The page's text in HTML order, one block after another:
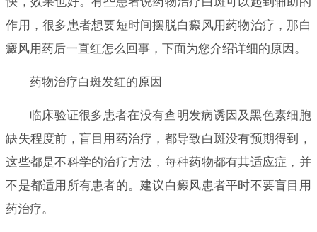
作用，很多患者想要短时间摆脱白癜风用药物治疗，那白
癜风用药后一直红怎么回事，下面为您介绍详细的原因。
药物治疗白斑发红的原因
临床验证很多患者在没有查明发病诱因及黑色素细胞
缺失程度前，盲目用药治疗，都导致白斑没有预期得到，
这些都是不科学的治疗方法，每种药物都有其适应症，并
不是都适用所有患者的。建议白癜风患者平时不要盲目用
药治疗。